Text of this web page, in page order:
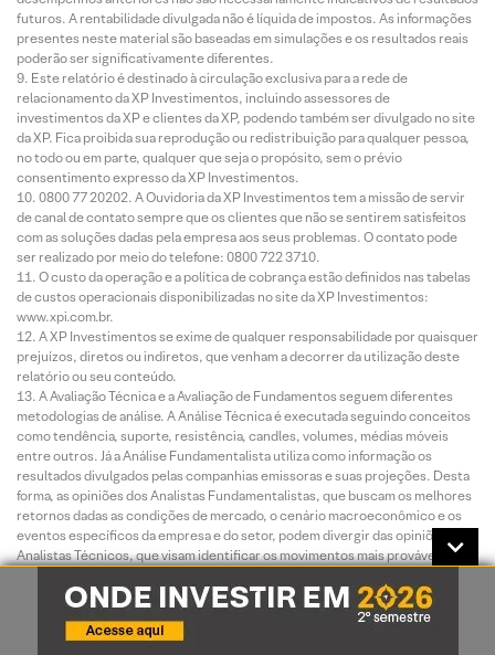
futuros. A rentabilidade divulgada não é líquida de impostos. As informações
presentes neste material são baseadas em simulações e os resultados reais
poderão ser significativamente diferentes.
Este relatório é destinado à circulação exclusiva para a rede de
relacionamento da XP Investimentos, incluindo assessores de
investimentos da XP e clientes da XP, podendo também ser divulgado no site
da XP. Fica proibida sua reprodução ou redistribuição para qualquer pessoa,
no todo ou em parte, qualquer que seja o propósito, sem o prévio
consentimento expresso da XP Investimentos.
0800 77 20202. A Ouvidoria da XP Investimentos tem a missão de servir
de canal de contato sempre que os clientes que não se sentirem satisfeitos
com as soluções dadas pela empresa aos seus problemas. O contato pode
ser realizado por meio do telefone: 0800 722 3710.
O custo da operação e a política de cobrança estão definidos nas tabelas
de custos operacionais disponibilizadas no site da XP Investimentos:
www.xpi.com.br.
A XP Investimentos se exime de qualquer responsabilidade por quaisquer
prejuízos, diretos ou indiretos, que venham a decorrer da utilização deste
relatório ou seu conteúdo.
A Avaliação Técnica e a Avaliação de Fundamentos seguem diferentes
metodologias de análise. A Análise Técnica é executada seguindo conceitos
como tendência, suporte, resistência, candles, volumes, médias móveis
entre outros. Já a Análise Fundamentalista utiliza como informação os
resultados divulgados pelas companhias emissoras e suas projeções. Desta
forma, as opiniões dos Analistas Fundamentalistas, que buscam os melhores
retornos dadas as condições de mercado, o cenário macroeconômico e os
eventos específicos da empresa e do setor, podem divergir das opiniões dos
Analistas Técnicos, que visam identificar os movimentos mais prováveis dos
Ação é uma fração do capital de uma empresa que é negociada no
mercado. É um título de renda variável, ou seja, um investimento no qual a
rentabilidade não é preestabelecida, varia conforme as cotações de